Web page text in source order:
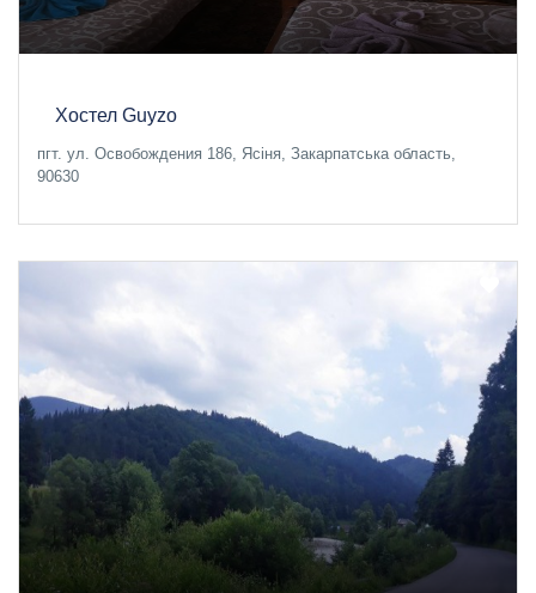
Хостел Guyzo
пгт. ул. Освобождения 186, Ясіня, Закарпатська область,
90630